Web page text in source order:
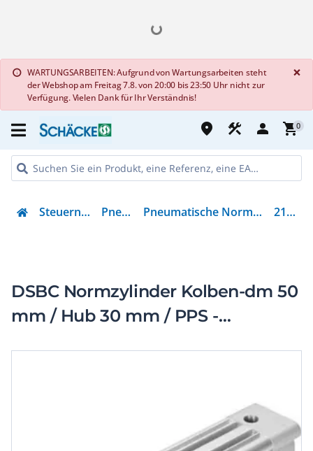
info WARTUNGSARBEITEN: Aufgrund von Wartungsarbeiten steht
der Webshop am Freitag 7.8. von 20:00 bis 23:50 Uhr nicht zur
Verfügung. Vielen Dank für Ihr Verständnis!
×
place construction person shopping_cart0
Steuern & Regeln Pneumatik Pneumatische Normbasierter Zylinder 2102629
DSBC Normzylinder Kolben-dm 50
mm / Hub 30 mm / PPS -